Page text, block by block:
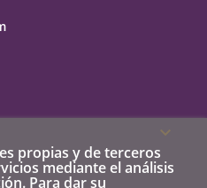

propias y de terceros
mediante el análisis
Para dar su